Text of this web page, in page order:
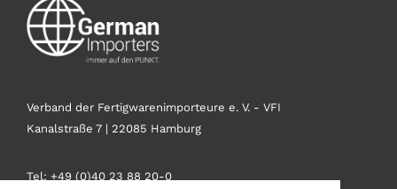
Verband der Fertigwarenimporteure e. V. - VFI
Kanalstraße 7 | 22085 Hamburg
Tel: +49 (0)40 23 88 20-0